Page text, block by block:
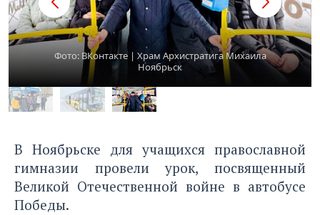
Фото: ВКонтакте | Храм Архистратига Михаила
Ноябрьск
В Ноябрьске для учащихся православной
гимназии провели урок, посвященный
Великой Отечественной войне в автобусе
Победы.